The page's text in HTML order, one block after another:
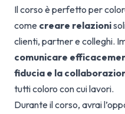
Il corso è perfetto per
come creare relazioni
clienti, partner e colleghi.
comunicare
fiducia e la
tutti coloro con cui lavori.
Durante il corso, avrai